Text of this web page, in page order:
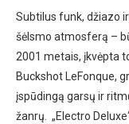
Subtilus funk, džiazo
šėlsmo atmosferą –
2001 metais, įkvėpta
Buckshot LeFonque,
įspūdingą garsų ir
žanrų. „Electro